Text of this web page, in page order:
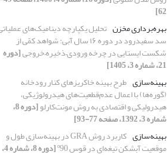
62]
بهره‌برداری مخزن تحلیل یکپارچه دینامیک‌های
سد سفیدرود در دوره ۱۶ سال آبی: شواهد کمّی از
شکست ایستایی در چرخه ورودی–ذخیره–خروجی[دوره
21، شماره 3، 1405]
بهینه‌سازی طرح بهینه خاکریز‌های کنار رودخانه
(گوره‌ها) با اعمال عدم‌قطعیت‌های هیدرولوژیکی،
هیدرولیکی و اقتصادی به روش مونت‌کارلو [دوره 8،
شماره 3، 1392، صفحه 77-93]
بهینه‌سازی
کاربرد روش GRA در بهینه‌سازی طول و
موقعیت آبشکن تیغه‌ای در قوس º90 [دوره 8، شماره 4،